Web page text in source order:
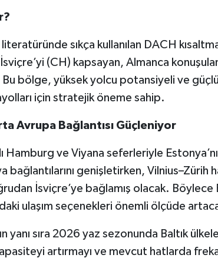
sıkça kullanılan DACH
(CH) kapsayan, Almanca
Bu bölge, yüksek yolcu potansiyeli ve
için stratejik öneme sahip.
Avrupa Bağlantısı Güçleniyor
Hamburg ve Viyana seferleriyle
bağlantılarını genişletirken, Vilnius–Zürih
İsviçre’ye bağlamış olacak. Böylece
ulaşım seçenekleri önemli ölçüde
yanı sıra 2026 yaz sezonunda Baltık
artırmayı ve mevcut hatlarda